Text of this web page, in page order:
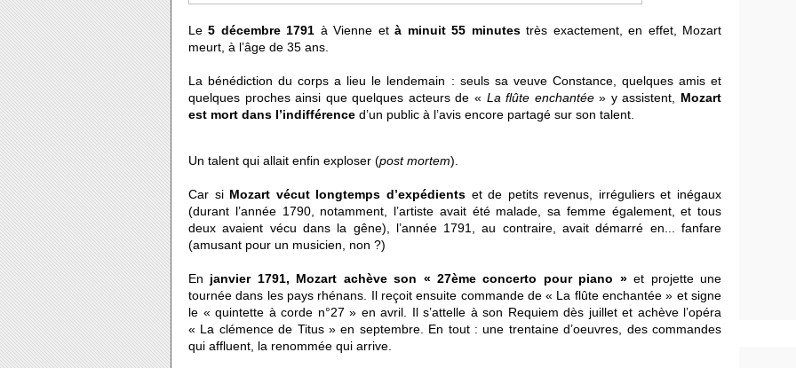
Le5 décembre 1791 à Vienne età minuit 55 minutestrès exactement, en effet, Mozart
meurt, à l’âge de 35 ans.
La bénédiction du corps a lieu le lendemain : seuls sa veuve Constance, quelques amis et
quelques proches ainsi que quelques acteurs de « La flûte enchantée» y assistent, Mozart
est mort dans l’indifférence d’un public à l’avis encore partagé sur son talent.
Un talent qui allait enfin exploser (post mortem).
Car si Mozart vécut longtemps d’expédientset de petits revenus, irréguliers et inégaux
(durant l’année 1790, notamment, l’artiste avait été malade, sa femme également, et tous
deux avaient vécu dans la gêne), l’année 1791, au contraire, avait démarré en... fanfare
(amusant pour un musicien, non ?)
En janvier 1791, Mozart achève son « 27ème concerto pour piano »et projette une
tournée dans les pays rhénans. Il reçoit ensuite commande de « La flûte enchantée » et signe
le « quintette à corde n°27 » en avril. Il s’attelle à son Requiem dès juillet et achève l’opéra
« La clémence de Titus » en septembre. En tout : une trentaine d’oeuvres, des commandes
qui affluent, la renommée qui arrive.